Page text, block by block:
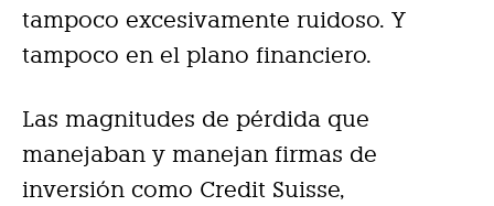
tampoco excesivamente ruidoso. Y
tampoco en el plano financiero.
Las magnitudes de pérdida que
manejaban y manejan firmas de
inversión como Credit Suisse,